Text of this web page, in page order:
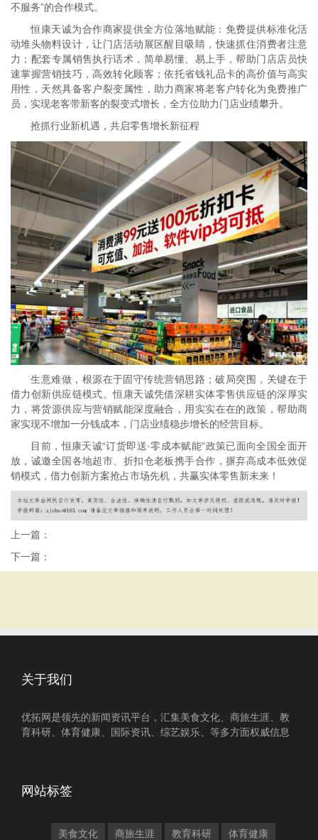
不服务”的合作模式。
恒康天诚为合作商家提供全方位落地赋能：免费提供标准化活
动堆头物料设计，让门店活动展区醒目吸睛，快速抓住消费者注意
力；配套专属销售执行话术，简单易懂、易上手，帮助门店店员快
速掌握营销技巧，高效转化顾客；依托省钱礼品卡的高价值与高实
用性，天然具备客户裂变属性，助力商家将老客户转化为免费推广
员，实现老客带新客的裂变式增长，全方位助力门店业绩攀升。
抢抓行业新机遇，共启零售增长新征程
生意难做，根源在于固守传统营销思路；破局突围，关键在于
借力创新供应链模式。恒康天诚凭借深耕实体零售供应链的深厚实
力，将货源供应与营销赋能深度融合，用实实在在的政策，帮助商
家实现不增加一分钱成本，门店业绩稳步增长的经营目标。
目前，恒康天诚“订货即送·零成本赋能”政策已面向全国全面开
放，诚邀全国各地超市、折扣仓老板携手合作，摒弃高成本低效促
销模式，借力创新方案抢占市场先机，共赢实体零售新未来！
上一篇：
下一篇：
关于我们
优拓网是领先的新闻资讯平台，汇集美食文化、商旅生涯、教
育科研、体育健康、国际资讯、综艺娱乐、等多方面权威信息
网站标签
美食文化 商旅生涯 教育科研 体育健康